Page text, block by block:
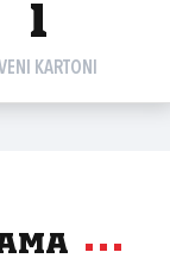
1
KARTONI